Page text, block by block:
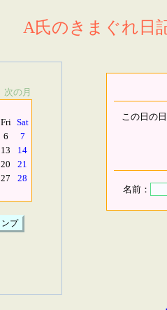
A氏のきまぐれ日
次の月
Fri Sat
6
7
13
14
20
21
27
28
この日の
名前：